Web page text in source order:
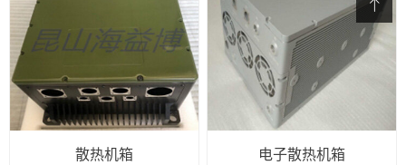
散热机箱 电子散热机箱